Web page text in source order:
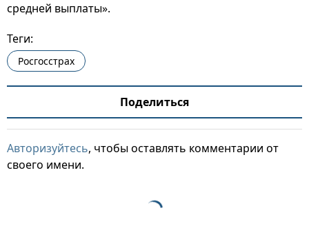
средней выплаты».
Теги:
Росгосстрах
Поделиться
Авторизуйтесь, чтобы оставлять комментарии от
своего имени.